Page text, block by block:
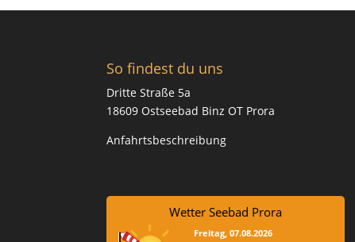
So findest du uns
Dritte Straße 5a
18609 Ostseebad Binz OT Prora
Anfahrtsbeschreibung
Wetter Seebad Prora
Freitag, 07.08.2026